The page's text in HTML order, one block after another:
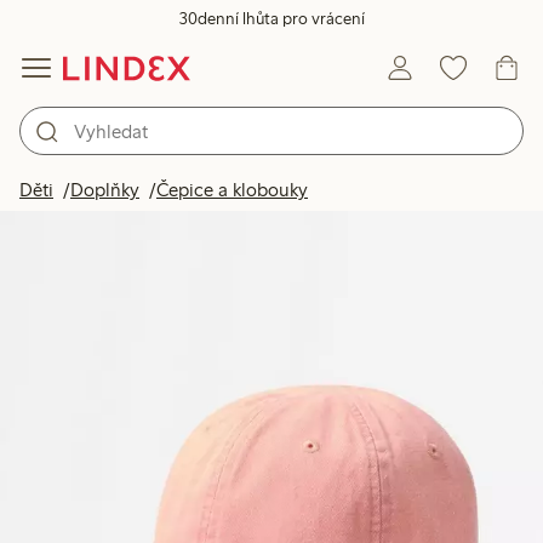
30denní lhůta pro vrácení
Děti Doplňky Čepice a klobouky